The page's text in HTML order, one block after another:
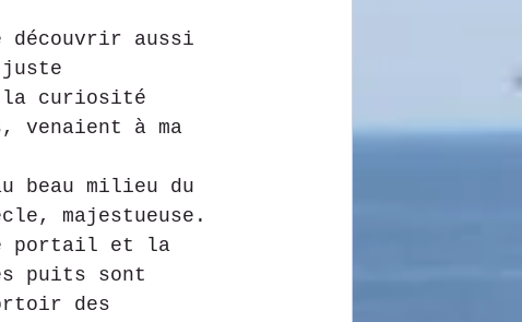
découvrir aussi
juste
la curiosité
venaient à ma
beau milieu du
majestueuse.
portail et la
puits sont
des